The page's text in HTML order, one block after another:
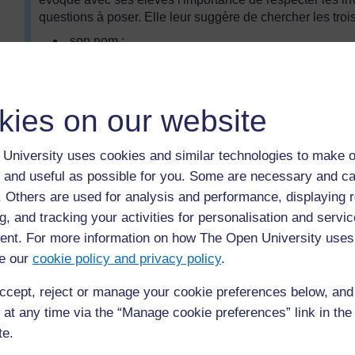
on our website
University uses cookies and similar technologies to make
useful as possible for you. Some are necessary and
Others are used for analysis and performance, displaying
and tracking your activities for personalisation and
For more information on how The Open University
our cookie policy and privacy policy.
reject or manage your cookie preferences below,
any time via the “Manage cookie preferences” link in
questions à poser. Elle leur suggère de chercher les
son nom ;
Puis, après avoir remercié leurs visiteurs et les avoir
conclusions et Mme Assogba écrit ces informations au
Plantes que je peux trouver à côté de l'école
Cette plante est-elle cultivée ?
Est-ce que j'utilise cette plante ? Et si oui,
(VoirRessource 1 : Tableau de récapitulation des
Puis ils discutent de la manière dont il faut protéger ces
importantes pour la communauté. Ils concluent qu'il
pour mieux les protéger. Elles ne doivent pas non plus
ne doit pas être endommagée. Mme Assogba
posters sur les plantes principales, qui montreront